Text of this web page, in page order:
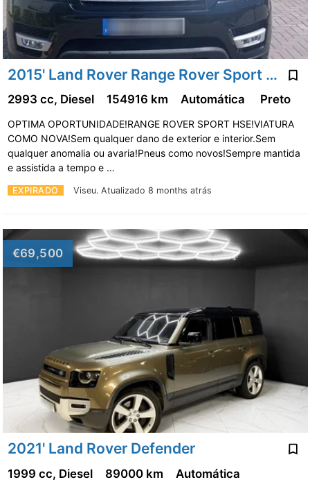
2015' Land Rover Range Rover Sport 3.0 Sdv6 Hse
EXPIRADO Viseu. Atualizado 8 months atrás
2993 cc, Diesel 154916 km Automática Preto
OPTIMA OPORTUNIDADE!RANGE ROVER SPORT HSE!VIATURA
COMO NOVA!Sem qualquer dano de exterior e interior.Sem
qualquer anomalia ou avaria!Pneus como novos!Sempre mantida
e assistida a tempo e …
€69,500
2021' Land Rover Defender
1999 cc, Diesel 89000 km Automática